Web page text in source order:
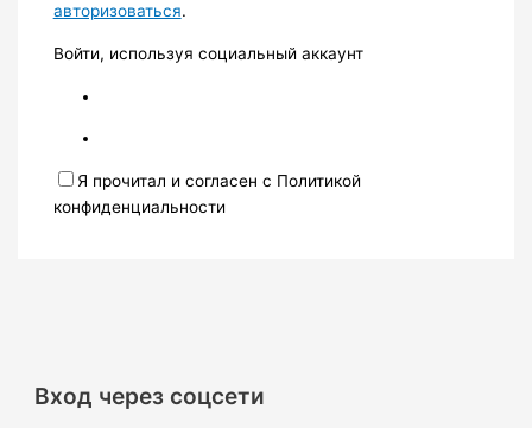
авторизоваться.
Войти, используя социальный аккаунт
Я прочитал и согласен с Политикой
конфиденциальности
Вход через соцсети